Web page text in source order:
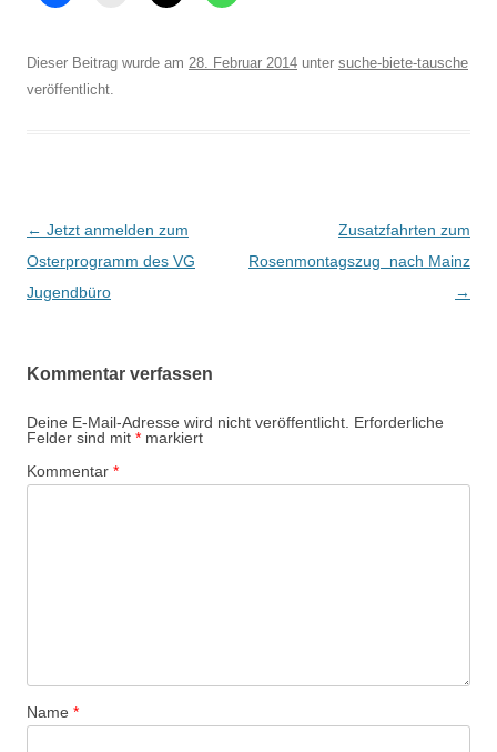
Dieser Beitrag wurde am 28. Februar 2014 unter suche-biete-tausche
veröffentlicht.
Beitrags-
Navigation
← Jetzt anmelden zum
Osterprogramm des VG
Jugendbüro
Zusatzfahrten zum
Rosenmontagszug nach Mainz
→
Kommentar verfassen
Deine E-Mail-Adresse wird nicht veröffentlicht. Erforderliche
Felder sind mit * markiert
Kommentar *
Name *